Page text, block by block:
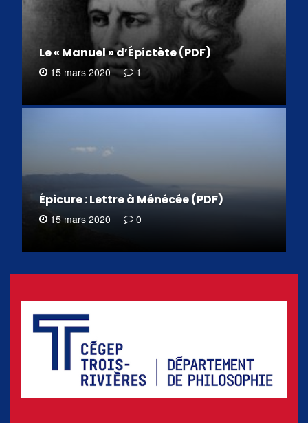
Le « Manuel » d’Épictète (PDF)
15 mars 2020 1
Épicure : Lettre à Ménécée (PDF)
15 mars 2020 0